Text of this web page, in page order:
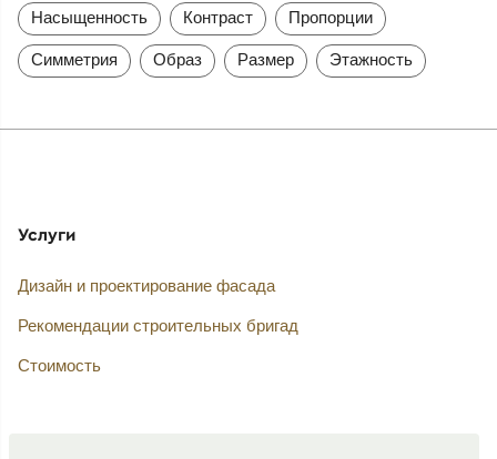
Насыщенность Контраст Пропорции
Симметрия Образ Размер Этажность
Услуги
Дизайн и проектирование фасада
Рекомендации строительных бригад
Стоимость